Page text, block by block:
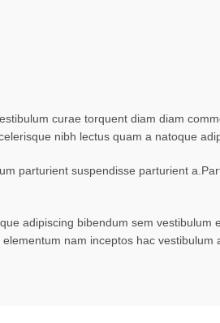
curae torquent diam diam
nibh lectus quam a natoque
parturient suspendisse parturient
adipiscing bibendum sem
elementum nam inceptos hac vestibulum